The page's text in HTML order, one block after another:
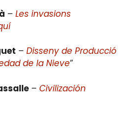
– Les invasions
– Disseny de Producció
de la Nieve”
– Civilización